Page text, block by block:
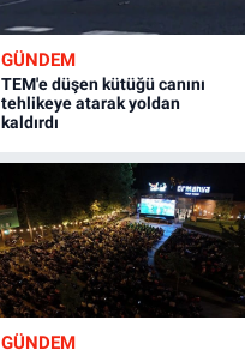
GÜNDEM
TEM'e düşen kütüğü canını
tehlikeye atarak yoldan
kaldırdı
GÜNDEM